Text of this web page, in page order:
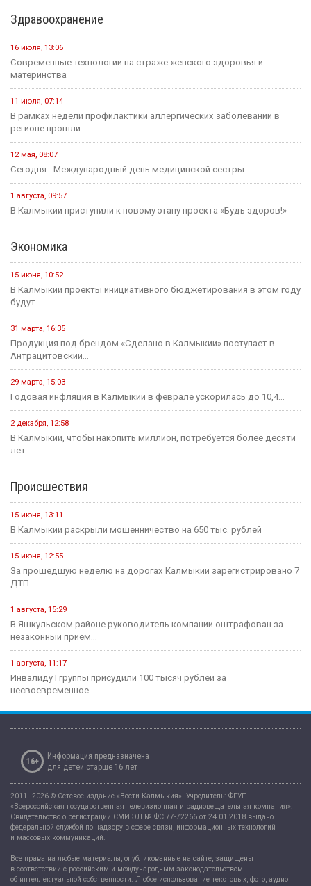
Здравоохранение
16 июля, 13:06
Современные технологии на страже женского здоровья и
материнства
11 июля, 07:14
В рамках недели профилактики аллергических заболеваний в
регионе прошли...
12 мая, 08:07
Сегодня - Международный день медицинской сестры.
1 августа, 09:57
В Калмыкии приступили к новому этапу проекта «Будь здоров!»
Экономика
15 июня, 10:52
В Калмыкии проекты инициативного бюджетирования в этом году
будут...
31 марта, 16:35
Продукция под брендом «Сделано в Калмыкии» поступает в
Антрацитовский...
29 марта, 15:03
Годовая инфляция в Калмыкии в феврале ускорилась до 10,4...
2 декабря, 12:58
В Калмыкии, чтобы накопить миллион, потребуется более десяти
лет.
Происшествия
15 июня, 13:11
В Калмыкии раскрыли мошенничество на 650 тыс. рублей
15 июня, 12:55
За прошедшую неделю на дорогах Калмыкии зарегистрировано 7
ДТП...
1 августа, 15:29
В Яшкульском районе руководитель компании оштрафован за
незаконный прием...
1 августа, 11:17
Инвалиду I группы присудили 100 тысяч рублей за
несвоевременное...
16+
Информация предназначена
для детей старше 16 лет
2011–2026 © Сетевое издание «Вести Калмыкия». Учредитель: ФГУП
«Всероссийская государственная телевизионная и радиовещательная компания».
Свидетельство о регистрации СМИ ЭЛ № ФС 77-72266 от 24.01.2018 выдано
федеральной службой по надзору в сфере связи, информационных технологий
и массовых коммуникаций.
Все права на любые материалы, опубликованные на сайте, защищены
в соответствии с российским и международным законодательством
об интеллектуальной собственности. Любое использование текстовых, фото, аудио